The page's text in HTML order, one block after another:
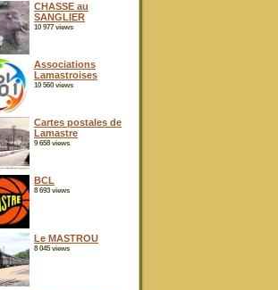
CHASSE au
SANGLIER
10 977 views
Associations
Lamastroises
10 560 views
Cartes postales de
Lamastre
9 658 views
BCL
8 693 views
Le MASTROU
8 045 views